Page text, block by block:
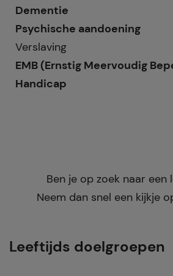
Dementie
Psychische aandoening
Verslaving
EMB (Ernstig Meervoudig
Handicap
Ben je op zoek naar een
Neem dan snel een kijkje
Leeftijds doelgroepen